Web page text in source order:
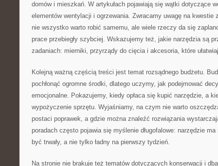
domów i mieszkań. W artykułach pojawiają się wątki dotyczące
elementów wentylacji i ogrzewania. Zwracamy uwagę na kwestie
nie wszystko warto robić samemu, ale wiele rzeczy da się
prace przebiegły szybciej. Wskazujemy też, jakie narzędzia są
zadaniach: mierniki, przyrządy do cięcia i akcesoria, które
Kolejną ważną częścią treści jest temat rozsądnego budżetu.
pochłonąć ogromne środki, dlatego uczymy, jak podejmować
emocjonalne. Pokazujemy, kiedy opłaca się kupić narzędzie, a
wypożyczenie sprzętu. Wyjaśniamy, na czym nie warto
postaci poprawek, a gdzie można znaleźć rozwiązania
poradach często pojawia się myślenie długofalowe: narzędzie ma
być trwały, a nie tylko ładny na pierwszy tydzień.
Na stronie nie brakuje też tematów dotyczących konserwacji i